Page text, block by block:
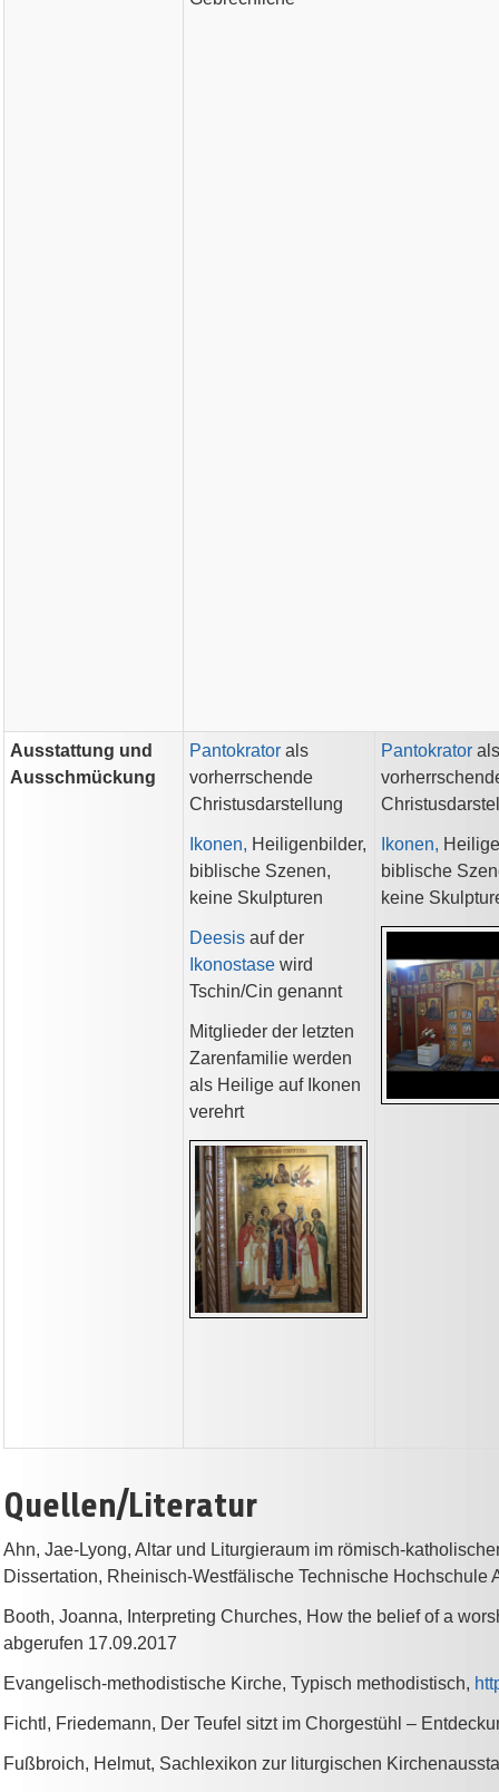
Ausstattung und
Ausschmückung
Pantokrator als
vorherrschende
Christusdarstellung
Ikonen, Heiligenbilder,
biblische Szenen,
keine Skulpturen
Deesis auf der
Ikonostase wird
Tschin/Cin genannt
Mitglieder der letzten
Zarenfamilie werden
als Heilige auf Ikonen
verehrt
Pantokrator als
Ikonen,
biblische
keine
Quellen/Literatur
Ahn, Jae-Lyong, Altar und Liturgieraum im römisch-
Dissertation, Rheinisch-Westfälische Technische Hochschule
Booth, Joanna, Interpreting Churches, How the belief of a
abgerufen 17.09.2017
Evangelisch-methodistische Kirche, Typisch methodistisch,
Fichtl, Friedemann, Der Teufel sitzt im Chorgestühl –
Fußbroich, Helmut, Sachlexikon zur liturgischen